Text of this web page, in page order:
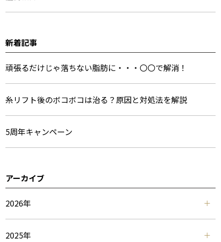
新着記事
頑張るだけじゃ落ちない脂肪に・・・〇〇で解消！
糸リフト後のボコボコは治る？原因と対処法を解説
5周年キャンペーン
アーカイブ
2026年
2025年